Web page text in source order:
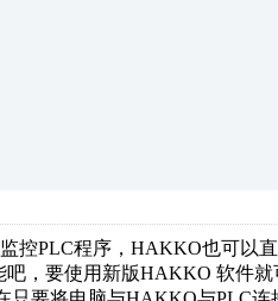
控PLC程序，HAKKO也可以
，要使用新版HAKKO 软件